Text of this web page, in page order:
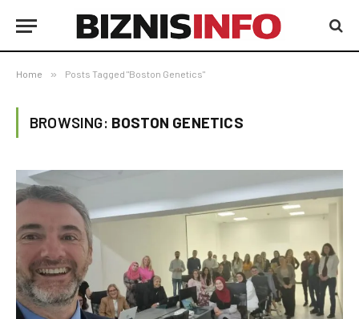
Home » Posts Tagged "Boston Genetics"
BROWSING: BOSTON GENETICS